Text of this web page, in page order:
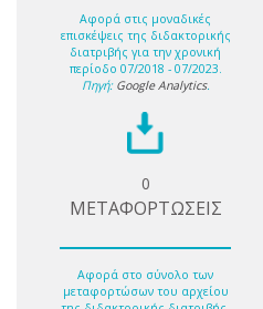
Αφορά στις μοναδικές
επισκέψεις της διδακτορικής
διατριβής για την χρονική
περίοδο 07/2018 - 07/2023.
Πηγή: Google Analytics.
0
ΜΕΤΑΦΟΡΤΩΣΕΙΣ
Αφορά στο σύνολο των
μεταφορτώσων του αρχείου